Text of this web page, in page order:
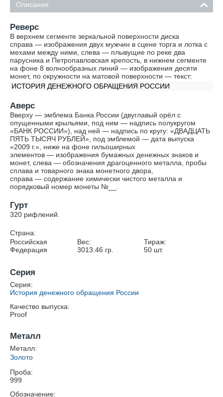
Описание
Реверс
В верхнем сегменте зеркальной поверхности диска
справа — изображения двух мужчин в сцене торга и лотка с
мехами между ними, слева — плывущие по реке два
парусника и Петропавловская крепость, в нижнем сегменте
на фоне 8 волнообразных линий — изображения десяти
монет, по окружности на матовой поверхности — текст:
ИСТОРИЯ ДЕНЕЖНОГО ОБРАЩЕНИЯ РОССИИ
Аверс
Вверху — эмблема Банка России (двуглавый орёл с
опущенными крыльями, под ним — надпись полукругом
«БАНК РОССИИ»), над ней — надпись по кругу: «ДВАДЦАТЬ
ПЯТЬ ТЫСЯЧ РУБЛЕЙ», под эмблемой — дата выпуска
«2009 г.», ниже на фоне гильоширных
элементов — изображения бумажных денежных знаков и
монет, слева — обозначения драгоценного металла, пробы
сплава и товарного знака монетного двора,
справа — содержание химически чистого металла и
порядковый номер монеты №__.
Гурт
320 рифлений.
Страна:
Российская
Федерация
Вес:
3013.46 гр.
Тираж:
50 шт.
Серия
Серия:
История денежного обращения России
Качество выпуска:
Proof
Металл
Металл:
Золото
Проба:
999
Обозначение: